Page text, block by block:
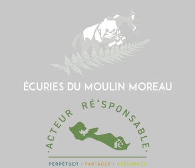
écuries du moulin moreau